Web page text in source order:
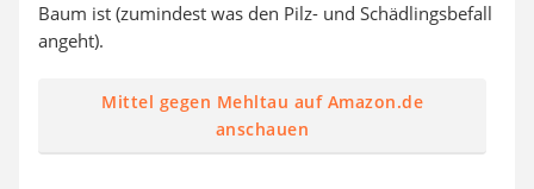
Baum ist (zumindest was den Pilz- und Schädlingsbefall
angeht).
Mittel gegen Mehltau auf Amazon.de
anschauen